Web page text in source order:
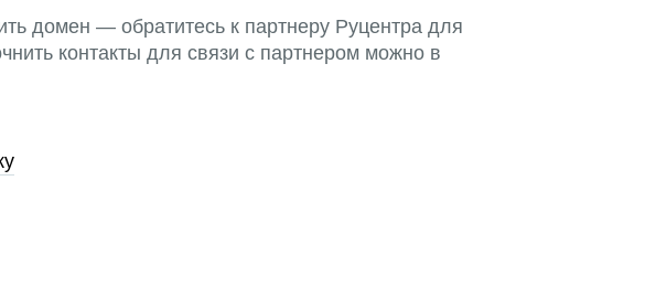
домен — обратитесь к партнеру Руцентра для
контакты для связи с партнером можно в